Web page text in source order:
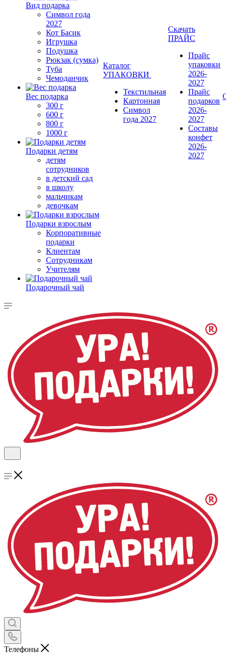
Вид подарка
Символ года
2027
Кот Басик
Игрушка
Подушка
Рюкзак (сумка)
Туба
Чемоданчик
Вес подарка
300 г
600 г
800 г
1000 г
Подарки детям
детям
сотрудников
в детский сад
в школу
мальчикам
девочкам
Подарки взрослым
Корпоративные
подарки
Клиентам
Сотрудникам
Учителям
Подарочный чай
Каталог
УПАКОВКИ
Текстильная
Картонная
Символ
года 2027
Скачать
ПРАЙС
Прайс
упаковки
2026-
2027
Прайс
подарков
2026-
2027
Составы
конфет
2026-
2027
Телефоны